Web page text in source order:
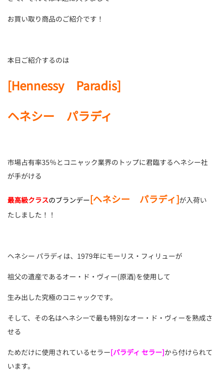
お買い取り商品のご紹介です！
本日ご紹介するのは
[Hennessy Paradis]
ヘネシー パラディ
市場占有率35％とコニャック業界のトップに君臨するヘネシー社
が手がける
最高級クラスのブランデー[ヘネシー パラディ]が入荷い
たしました！！
ヘネシー パラディは、1979年にモーリス・フィリューが
祖父の遺産であるオー・ド・ヴィー(原酒)を使用して
生み出した究極のコニャックです。
そして、その名はヘネシーで最も特別なオー・ド・ヴィーを熟成さ
せる
ためだけに使用されているセラー[パラディ セラー]から付けられて
います。